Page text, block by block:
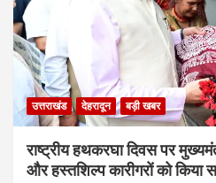
उत्तराखंड देहरादून बड़ी खबर
राष्ट्रीय हथकरघा दिवस पर
और हस्तशिल्प कारीगरों को किया